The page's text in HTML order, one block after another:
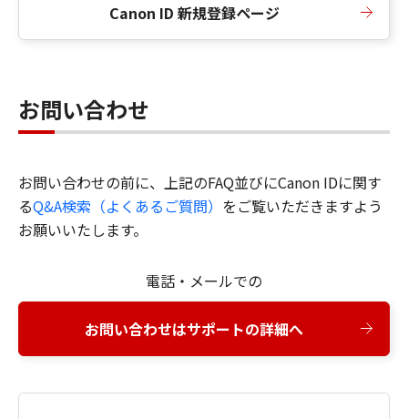
Canon ID 新規登録ページ
お問い合わせ
お問い合わせの前に、上記のFAQ並びにCanon IDに関す
るQ&A検索（よくあるご質問） をご覧いただきますよう
お願いいたします。
電話・メールでの
お問い合わせはサポートの詳細へ